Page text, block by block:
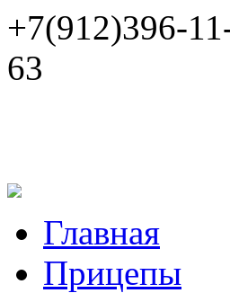
+7(912)396-
63
Главная
Прицепы